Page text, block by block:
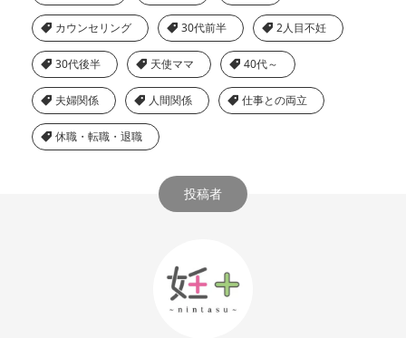
カウンセリング 30代前半 2人目不妊
30代後半 天使ママ 40代～
夫婦関係 人間関係 仕事との両立
休職・転職・退職
投稿者